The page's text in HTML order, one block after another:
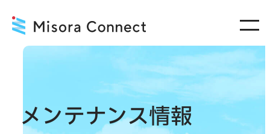
容
メンテナンス情報